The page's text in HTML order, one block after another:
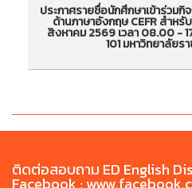
ประกาศรายชื่อนักศึกษาเข้
สร้างทักษะด้านภาษาอังกฤ
วันที่อบรม 8 - 9 สิงหาค
ประกาศรายชื่อนักศึกษาเข้าร่วม
ด้านภาษาอังกฤษ CEFR สำห
สิงหาคม 2569 เวลา 08.00 -
101 มหาวิทยาลัยร
ติดต่อสอบถาม ED English